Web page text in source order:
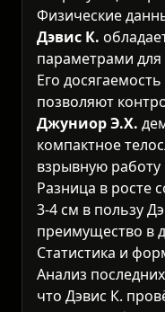
Физические
Дэвис К.
параметрами для
Его
позволяют
Джуниор Э.Х.
компактное
взрывную работу
Разница в росте
3-4 см в пользу
преимущество в
Статистика и
Анализ
что Дэвис К.